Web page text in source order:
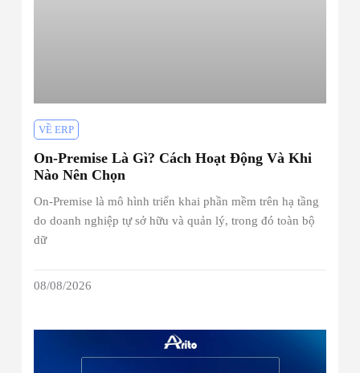
VỀ ERP
On-Premise Là Gì? Cách Hoạt Động Và Khi
Nào Nên Chọn
On-Premise là mô hình triển khai phần mềm trên hạ tầng
do doanh nghiệp tự sở hữu và quản lý, trong đó toàn bộ
dữ
08/08/2026